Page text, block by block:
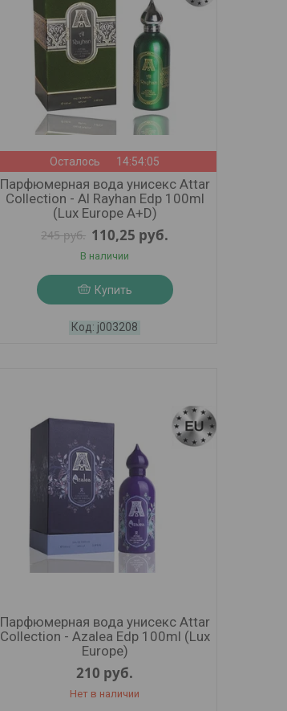
Осталось 14:54:03
Парфюмерная вода унисекс Attar
Collection - Al Rayhan Edp 100ml
(Lux Europe A+D)
245руб. 110,25 руб.
В наличии
Купить
j003208
Парфюмерная вода унисекс Attar
Collection - Azalea Edp 100ml (Lux
Europe)
210 руб.
Нет в наличии